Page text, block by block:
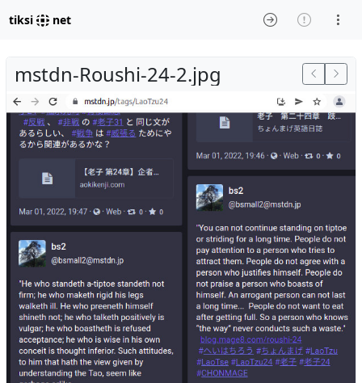
tiksi net
mstdn-Roushi-24-2.jpg